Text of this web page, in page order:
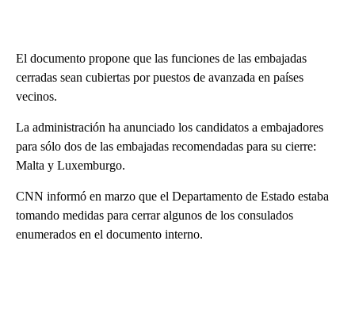
El documento propone que las funciones de las embajadas
cerradas sean cubiertas por puestos de avanzada en países
vecinos.
La administración ha anunciado los candidatos a embajadores
para sólo dos de las embajadas recomendadas para su cierre:
Malta y Luxemburgo.
CNN informó en marzo que el Departamento de Estado estaba
tomando medidas para cerrar algunos de los consulados
enumerados en el documento interno.